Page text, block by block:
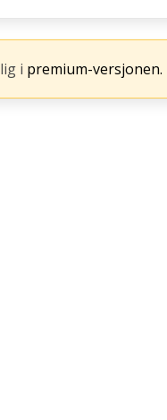
i premium-versjonen.